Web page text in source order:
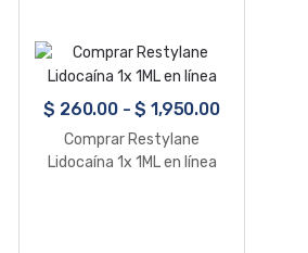
$ 260.00-$ 1,950.00
Comprar Restylane
Lidocaína 1x 1ML en línea